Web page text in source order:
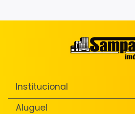
Institucional
Aluguel